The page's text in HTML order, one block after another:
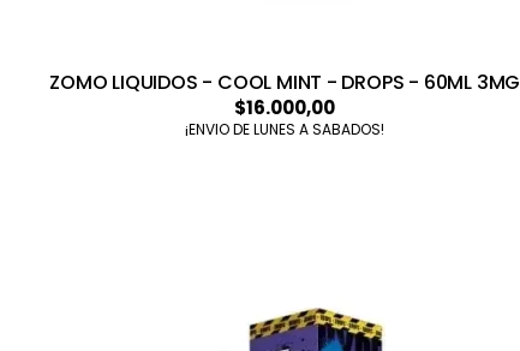
ZOMO LIQUIDOS - COOL MINT - DROPS - 60ML 3MG
$16.000,00
¡ENVIO DE LUNES A SABADOS!